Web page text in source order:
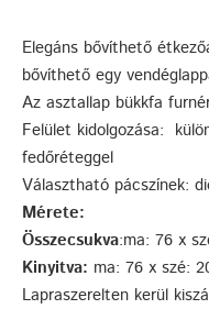
Elegáns bővíthető
bővíthető egy
Az asztallap bükkfa
Felület kidolgozása:
fedőréteggel
Választható pácszínek:
Mérete:
Összecsukva:ma: 76 x
Kinyitva: ma: 76 x szé:
Lapraszerelten kerül